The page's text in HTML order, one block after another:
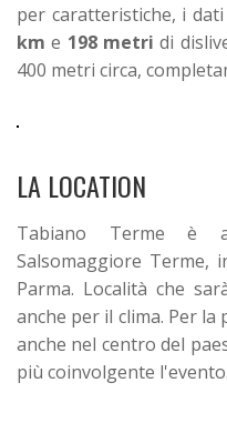
per caratteristiche, i
km e 198 metri di
400 metri circa,
LA LOCATION
Tabiano Terme è
Salsomaggiore Terme,
Parma. Località che
anche per il clima. Per
anche nel centro del
più coinvolgente l'evento.